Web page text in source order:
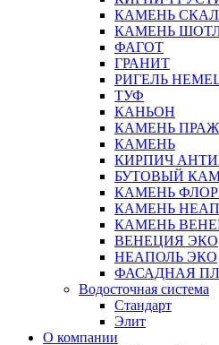
КАМЕНЬ
КАМЕНЬ
ФАГОТ
ГРАНИТ
РИГЕЛЬ
ТУФ
КАНЬОН
КАМЕНЬ
КАМЕНЬ
КИРПИЧ
БУТОВЫЙ
КАМЕНЬ
КАМЕНЬ
КАМЕНЬ
ВЕНЕЦИЯ ЭКО
НЕАПОЛЬ ЭКО
ФАСАДНАЯ
Водосточная система
Стандарт
Элит
О компании